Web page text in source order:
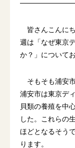
皆さんこんに
週は「なぜ東京
か？」について
そもそも浦安
浦安市は東京デ
貝類の養殖を中
した。これらの
ほどとなるそう
ります。